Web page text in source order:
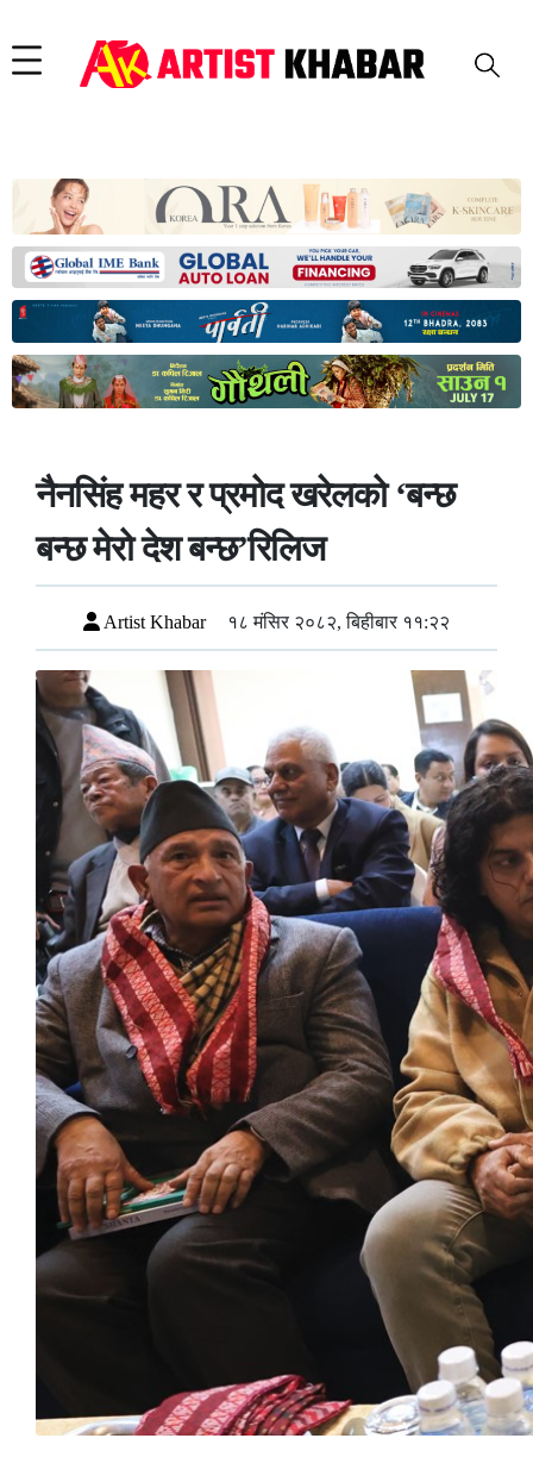
नैनसिंह महर र प्रमोद खरेलको ‘बन्छ
बन्छ मेरो देश बन्छ’रिलिज
Artist Khabar १८ मंसिर २०८२, बिहीबार ११:२२